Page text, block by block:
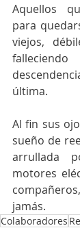
Aquellos
para
viejos,
última.
Al fin sus
sueño de
arrullada
motores
jamás.
Colaboradores